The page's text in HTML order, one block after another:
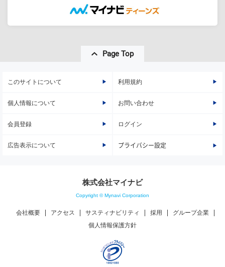
Page Top
このサイトについて 利用規約
個人情報について お問い合わせ
会員登録 ログイン
広告表示について プライバシー設定
株式会社マイナビ
Copyright © Mynavi Corporation
会社概要 アクセス サスティナビリティ 採用
グループ企業
個人情報保護方針